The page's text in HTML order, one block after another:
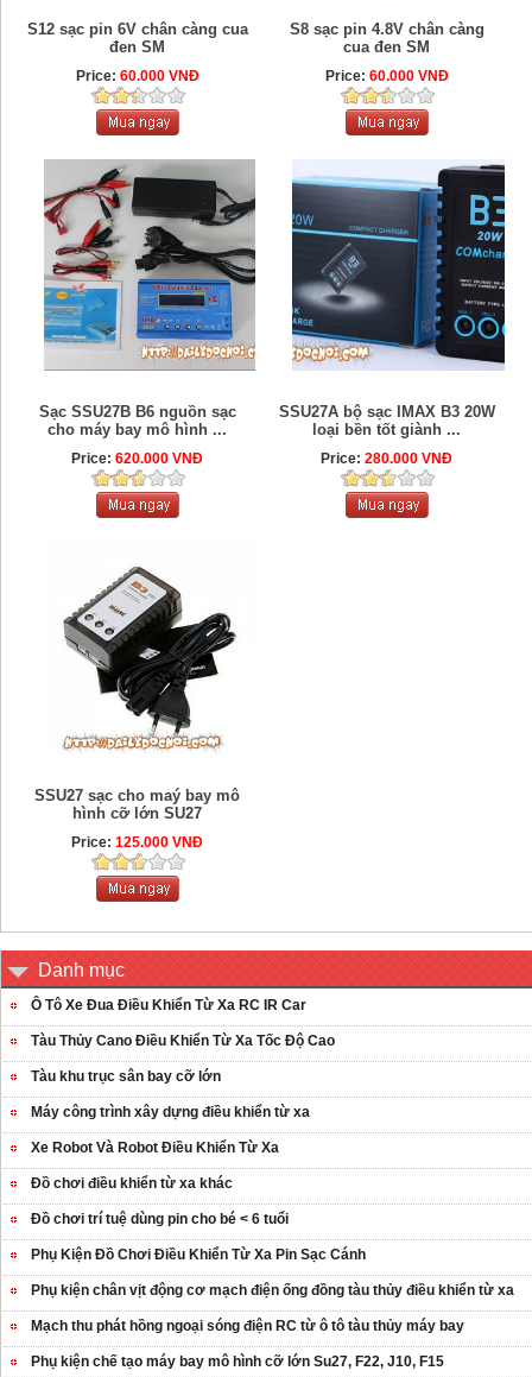
S12 sạc pin 6V chân càng cua
đen SM
Price: 60.000 VNĐ
S8 sạc pin 4.8V chân càng
cua đen SM
Price: 60.000 VNĐ
Sạc SSU27B B6 nguồn sạc
cho máy bay mô hình ...
Price:620.000 VNĐ
SSU27A bộ sạc IMAX B3 20W
loại bền tốt giành ...
Price:280.000 VNĐ
SSU27 sạc cho maý bay mô
hình cỡ lớn SU27
Price:125.000 VNĐ
Danh mục
Ô Tô Xe Đua Điều Khiển Từ Xa RC IR Car
Tàu Thủy Cano Điều Khiển Từ Xa Tốc Độ Cao
Tàu khu trục sân bay cỡ lớn
Máy công trình xây dựng điều khiển từ xa
Xe Robot Và Robot Điều Khiển Từ Xa
Đồ chơi điều khiển từ xa khác
Đồ chơi trí tuệ dùng pin cho bé < 6 tuổi
Phụ Kiện Đồ Chơi Điều Khiển Từ Xa Pin Sạc Cánh
Phụ kiện chân vịt động cơ mạch điện ống đồng tàu thủy điều khiển từ xa
Mạch thu phát hồng ngoại sóng điện RC từ ô tô tàu thủy máy bay
Phụ kiện chế tạo máy bay mô hình cỡ lớn Su27, F22, J10, F15